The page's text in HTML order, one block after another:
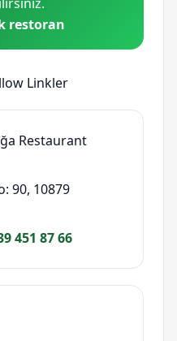
restoran
Linkler
Restaurant
90, 10879
451 87 66